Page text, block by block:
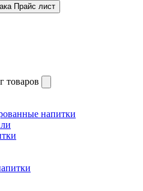
Прайс лист
товаров
напитки